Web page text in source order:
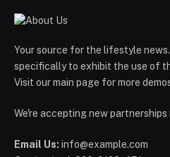
Your source for the lifestyle
specifically to exhibit the use of
Visit our main page for more
We're accepting new partnerships
Email Us: info@example.com